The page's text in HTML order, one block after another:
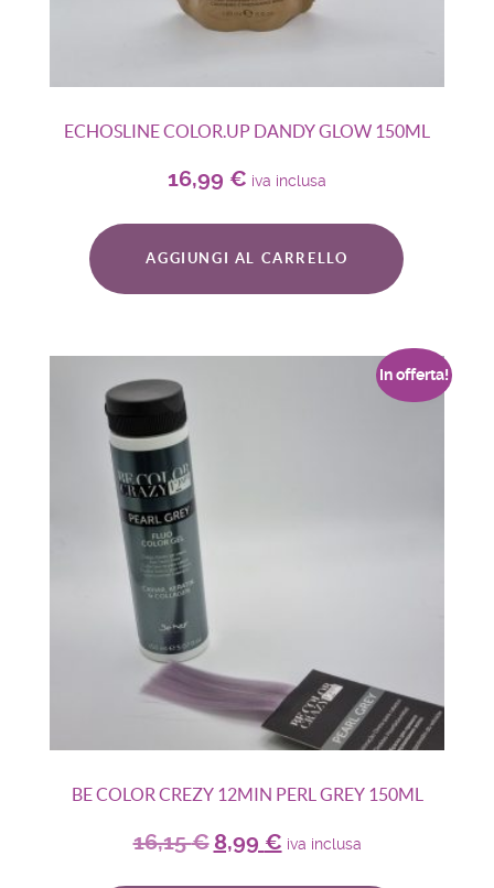
ECHOSLINE COLOR.UP DANDY GLOW 150ML
16,99 € iva inclusa
AGGIUNGI AL CARRELLO
In offerta!
BE COLOR CREZY 12MIN PERL GREY 150ML
16,15€ 8,99 € iva inclusa